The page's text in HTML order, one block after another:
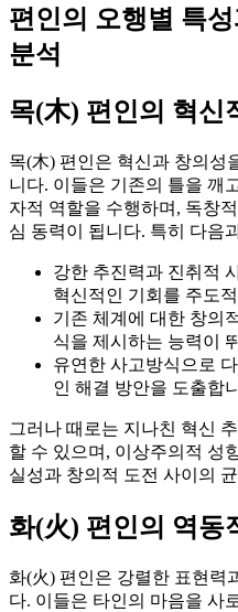
편인의 오행별 특
분석
목(木) 편인의 혁신
목(木) 편인은 혁신과 창의성
니다. 이들은 기존의 틀을 깨
자적 역할을 수행하며, 독창
심 동력이 됩니다. 특히 다음
강한 추진력과 진취적
혁신적인 기회를 주도
기존 체계에 대한 창의
식을 제시하는 능력이
유연한 사고방식으로
인 해결 방안을 도출합
그러나 때로는 지나친 혁신
할 수 있으며, 이상주의적 성
실성과 창의적 도전 사이의
화(火) 편인의 역동
화(火) 편인은 강렬한 표현력
다. 이들은 타인의 마음을 사